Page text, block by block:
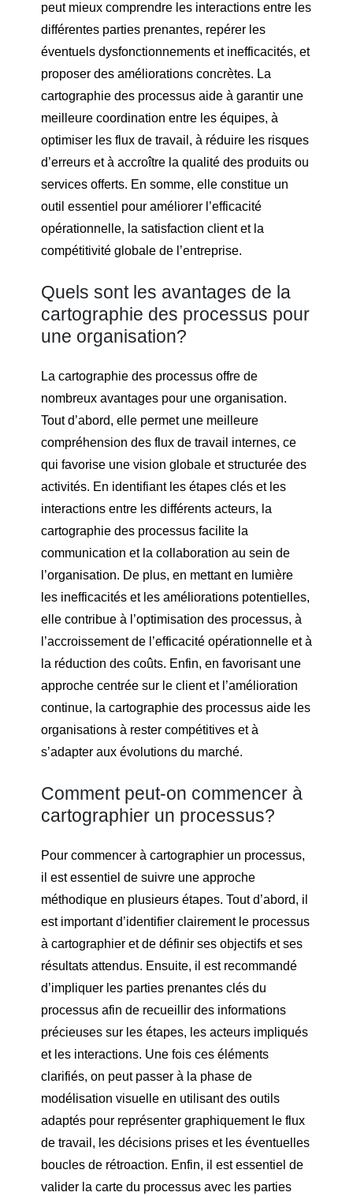
peut mieux comprendre les interactions entre les
différentes parties prenantes, repérer les
éventuels dysfonctionnements et inefficacités, et
proposer des améliorations concrètes. La
cartographie des processus aide à garantir une
meilleure coordination entre les équipes, à
optimiser les flux de travail, à réduire les risques
d’erreurs et à accroître la qualité des produits ou
services offerts. En somme, elle constitue un
outil essentiel pour améliorer l’efficacité
opérationnelle, la satisfaction client et la
compétitivité globale de l’entreprise.
Quels sont les avantages de la
cartographie des processus pour
une organisation?
La cartographie des processus offre de
nombreux avantages pour une organisation.
Tout d’abord, elle permet une meilleure
compréhension des flux de travail internes, ce
qui favorise une vision globale et structurée des
activités. En identifiant les étapes clés et les
interactions entre les différents acteurs, la
cartographie des processus facilite la
communication et la collaboration au sein de
l’organisation. De plus, en mettant en lumière
les inefficacités et les améliorations potentielles,
elle contribue à l’optimisation des processus, à
l’accroissement de l’efficacité opérationnelle et à
la réduction des coûts. Enfin, en favorisant une
approche centrée sur le client et l’amélioration
continue, la cartographie des processus aide les
organisations à rester compétitives et à
s’adapter aux évolutions du marché.
Comment peut-on commencer à
cartographier un processus?
Pour commencer à cartographier un processus,
il est essentiel de suivre une approche
méthodique en plusieurs étapes. Tout d’abord, il
est important d’identifier clairement le processus
à cartographier et de définir ses objectifs et ses
résultats attendus. Ensuite, il est recommandé
d’impliquer les parties prenantes clés du
processus afin de recueillir des informations
précieuses sur les étapes, les acteurs impliqués
et les interactions. Une fois ces éléments
clarifiés, on peut passer à la phase de
modélisation visuelle en utilisant des outils
adaptés pour représenter graphiquement le flux
de travail, les décisions prises et les éventuelles
boucles de rétroaction. Enfin, il est essentiel de
valider la carte du processus avec les parties